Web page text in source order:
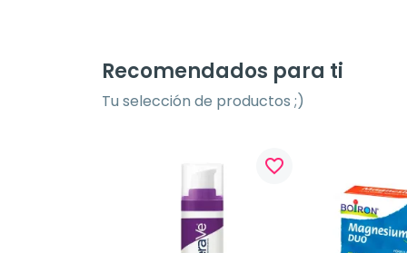
Recomendados para ti
Tu selección de productos ;)
favorite_border